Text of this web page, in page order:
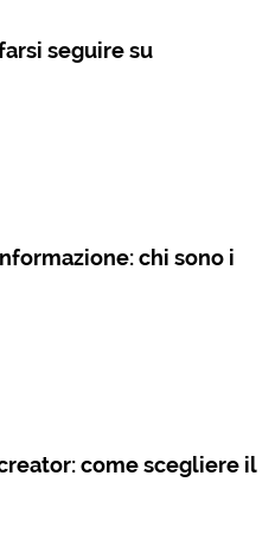
seguire su
chi sono i
come scegliere il